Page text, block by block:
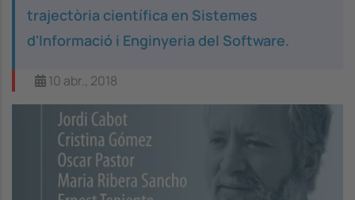
trajectòria científica en Sistemes
d'Informació i Enginyeria del Software.
10 abr., 2018